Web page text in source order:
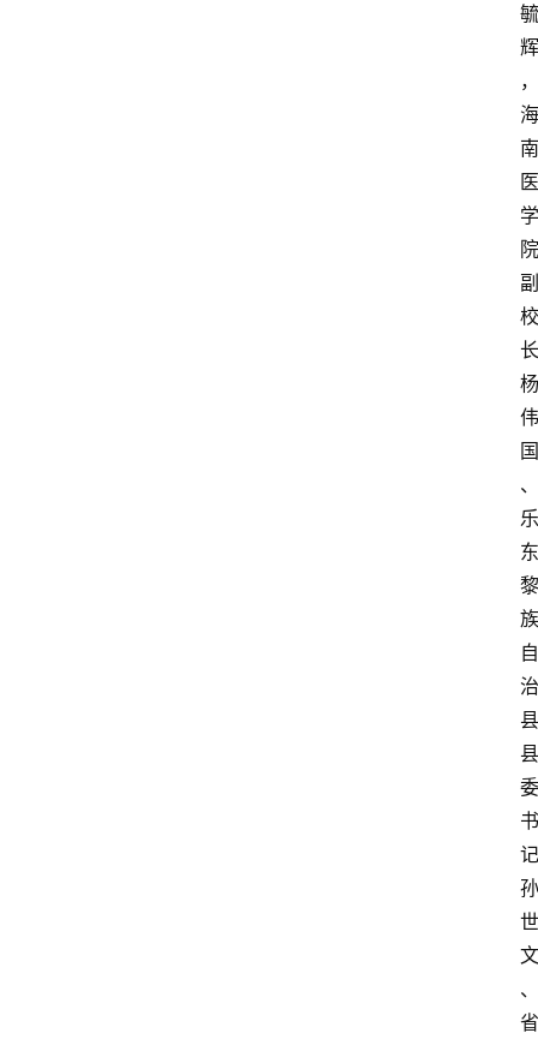
毓
辉
，
海
南
医
学
院
副
校
长
杨
伟
国
、
乐
东
黎
族
自
治
县
县
委
书
记
孙
世
文
、
省